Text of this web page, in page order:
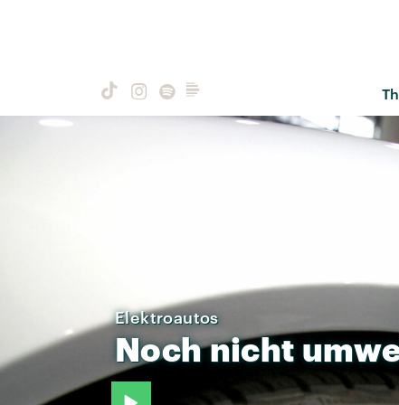
Elektroautos
Nochnicht